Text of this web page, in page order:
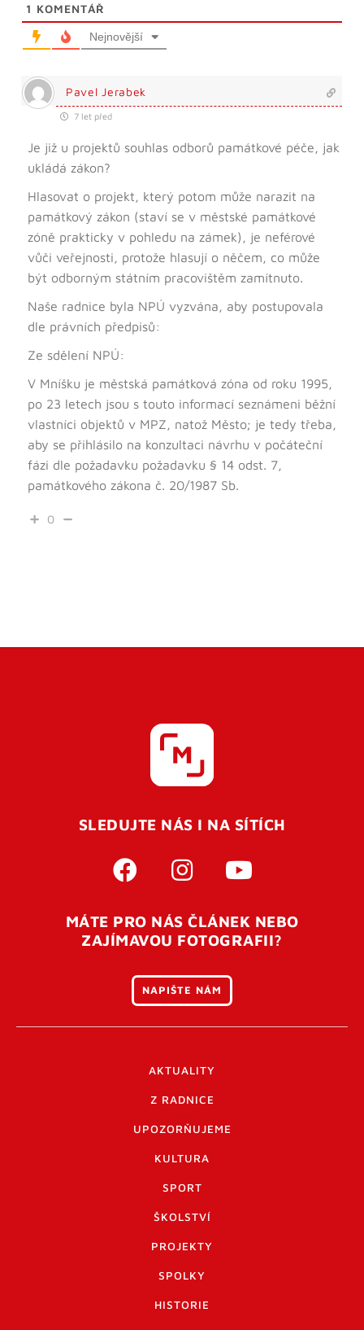
1 KOMENTÁŘ
Nejnovější
Pavel Jerabek
7 let před
Je již u projektů souhlas odborů památkové péče, jak
ukládá zákon?
Hlasovat o projekt, který potom může narazit na
památkový zákon (staví se v městské památkové
zóně prakticky v pohledu na zámek), je neférové
vůči veřejnosti, protože hlasují o něčem, co může
být odborným státním pracovištěm zamítnuto.
Naše radnice byla NPÚ vyzvána, aby postupovala
dle právních předpisů:
Ze sdělení NPÚ:
V Mníšku je městská památková zóna od roku 1995,
po 23 letech jsou s touto informací seznámeni běžní
vlastníci objektů v MPZ, natož Město; je tedy třeba,
aby se přihlásilo na konzultaci návrhu v počáteční
fázi dle požadavku požadavku § 14 odst. 7,
památkového zákona č. 20/1987 Sb.
0
SLEDUJTE NÁS I NA SÍTÍCH
MÁTE PRO NÁS ČLÁNEK NEBO
ZAJÍMAVOU FOTOGRAFII?
NAPIŠTE NÁM
AKTUALITY
Z RADNICE
UPOZORŇUJEME
KULTURA
SPORT
ŠKOLSTVÍ
PROJEKTY
SPOLKY
HISTORIE